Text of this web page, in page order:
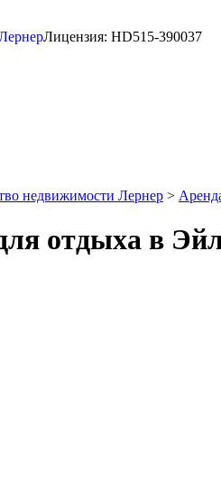
Лицензия: HD515-390037
недвижимости Лернер >
отдыха в